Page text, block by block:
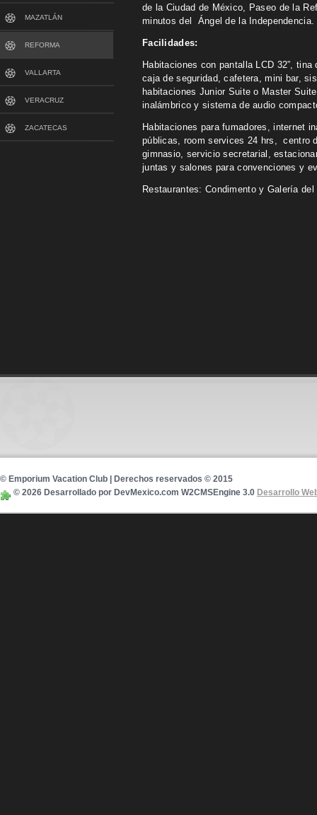
MAZATLÁN
REFORMA
VALLARTA
VERACRUZ
ZACATECAS
de la Ciudad de México, Paseo de la
minutos del Ángel de la Independencia.
Facilidades:
Habitaciones con pantalla LCD 32”, tina
caja de seguridad, cafetera, mini bar,
habitaciones Junior Suite o Master
inalámbrico y sistema de audio
Habitaciones para fumadores, internet
públicas, room services 24 hrs, centro
gimnasio, servicio secretarial,
juntas y salones para convenciones y
Restaurantes: Condimento y Galería del
© Emporium Vacation Club | Derechos reservados © 2015
© 2026 Desarrollado por DevMexico.com W2CMSEngine 3.0 Desarrollo